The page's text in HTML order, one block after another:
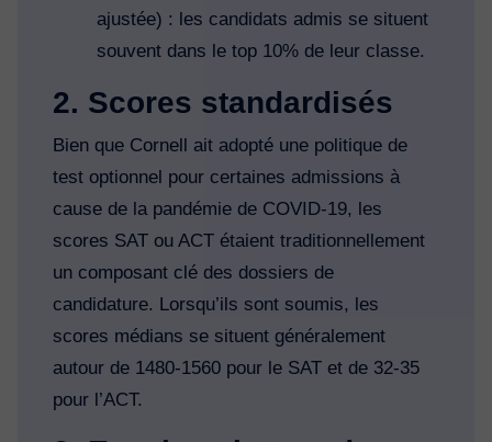
ajustée) : les candidats admis se situent
souvent dans le top 10% de leur classe.
2. Scores standardisés
Bien que Cornell ait adopté une politique de
test optionnel pour certaines admissions à
cause de la pandémie de COVID-19, les
scores SAT ou ACT étaient traditionnellement
un composant clé des dossiers de
candidature. Lorsqu’ils sont soumis, les
scores médians se situent généralement
autour de 1480-1560 pour le SAT et de 32-35
pour l’ACT.